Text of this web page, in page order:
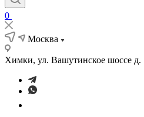
0
Москва
Химки, ул. Вашутинское шоссе д.